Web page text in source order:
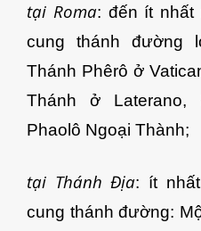
tại Roma: đến ít nhất
cung thánh đường
Thánh Phêrô ở
Thánh ở
Phaolô Ngoại Thành;
tại Thánh Địa: ít
cung thánh đường: